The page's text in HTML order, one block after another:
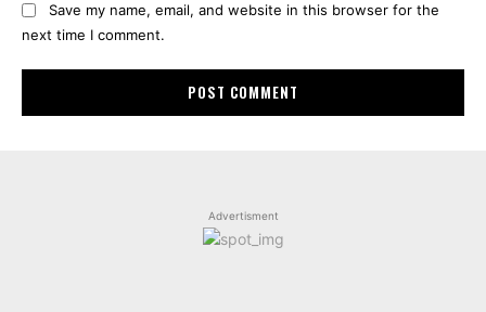
Save my name, email, and website in this browser for the
next time I comment.
Advertisment